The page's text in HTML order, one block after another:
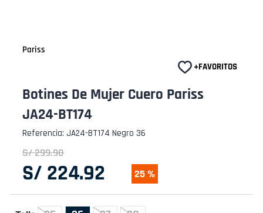
Pariss
Botines De Mujer Cuero Pariss
JA24-BT174
Referencia: JA24-BT174 Negro 36
S/299.90
S/ 224.92 25 %